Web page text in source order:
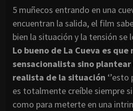
5 muñecos entrando en una
encuentran la salida, el film
bien la situación y la tensión se
Lo bueno de La Cueva es
sensacionalista sino
realista de la situación
es totalmente creíble siempre
como para meterte en una